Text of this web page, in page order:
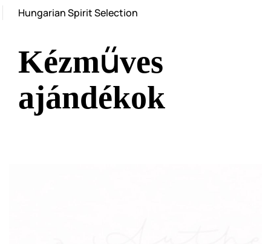
Hungarian Spirit Selection
Kézműves
ajándékok